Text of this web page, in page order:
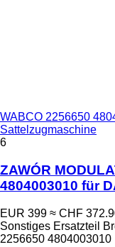
WABCO 2256650
Sattelzugmaschine
6
ZAWÓR
4804003010 für
EUR 399 ≈ CHF
Sonstiges Ersatzteil
2256650 4804003010